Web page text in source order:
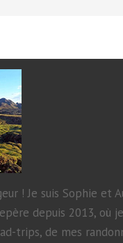
! Je suis Sophie et
depuis 2013, où
trips, de mes